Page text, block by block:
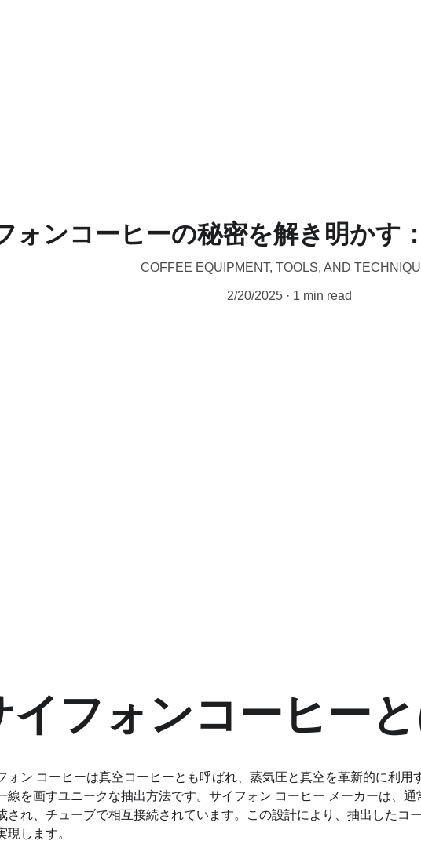
ォンコーヒーの秘密を解き明かす
COFFEE EQUIPMENT, TOOLS, AND
2/20/2025 1 min read
イフォンコーヒーと
ォン コーヒーは真空コーヒーとも呼ばれ、蒸気圧と真空を革新的に利用
線を画すユニークな抽出方法です。サイフォン コーヒー メーカーは、
され、チューブで相互接続されています。この設計により、抽出したコ
現します。